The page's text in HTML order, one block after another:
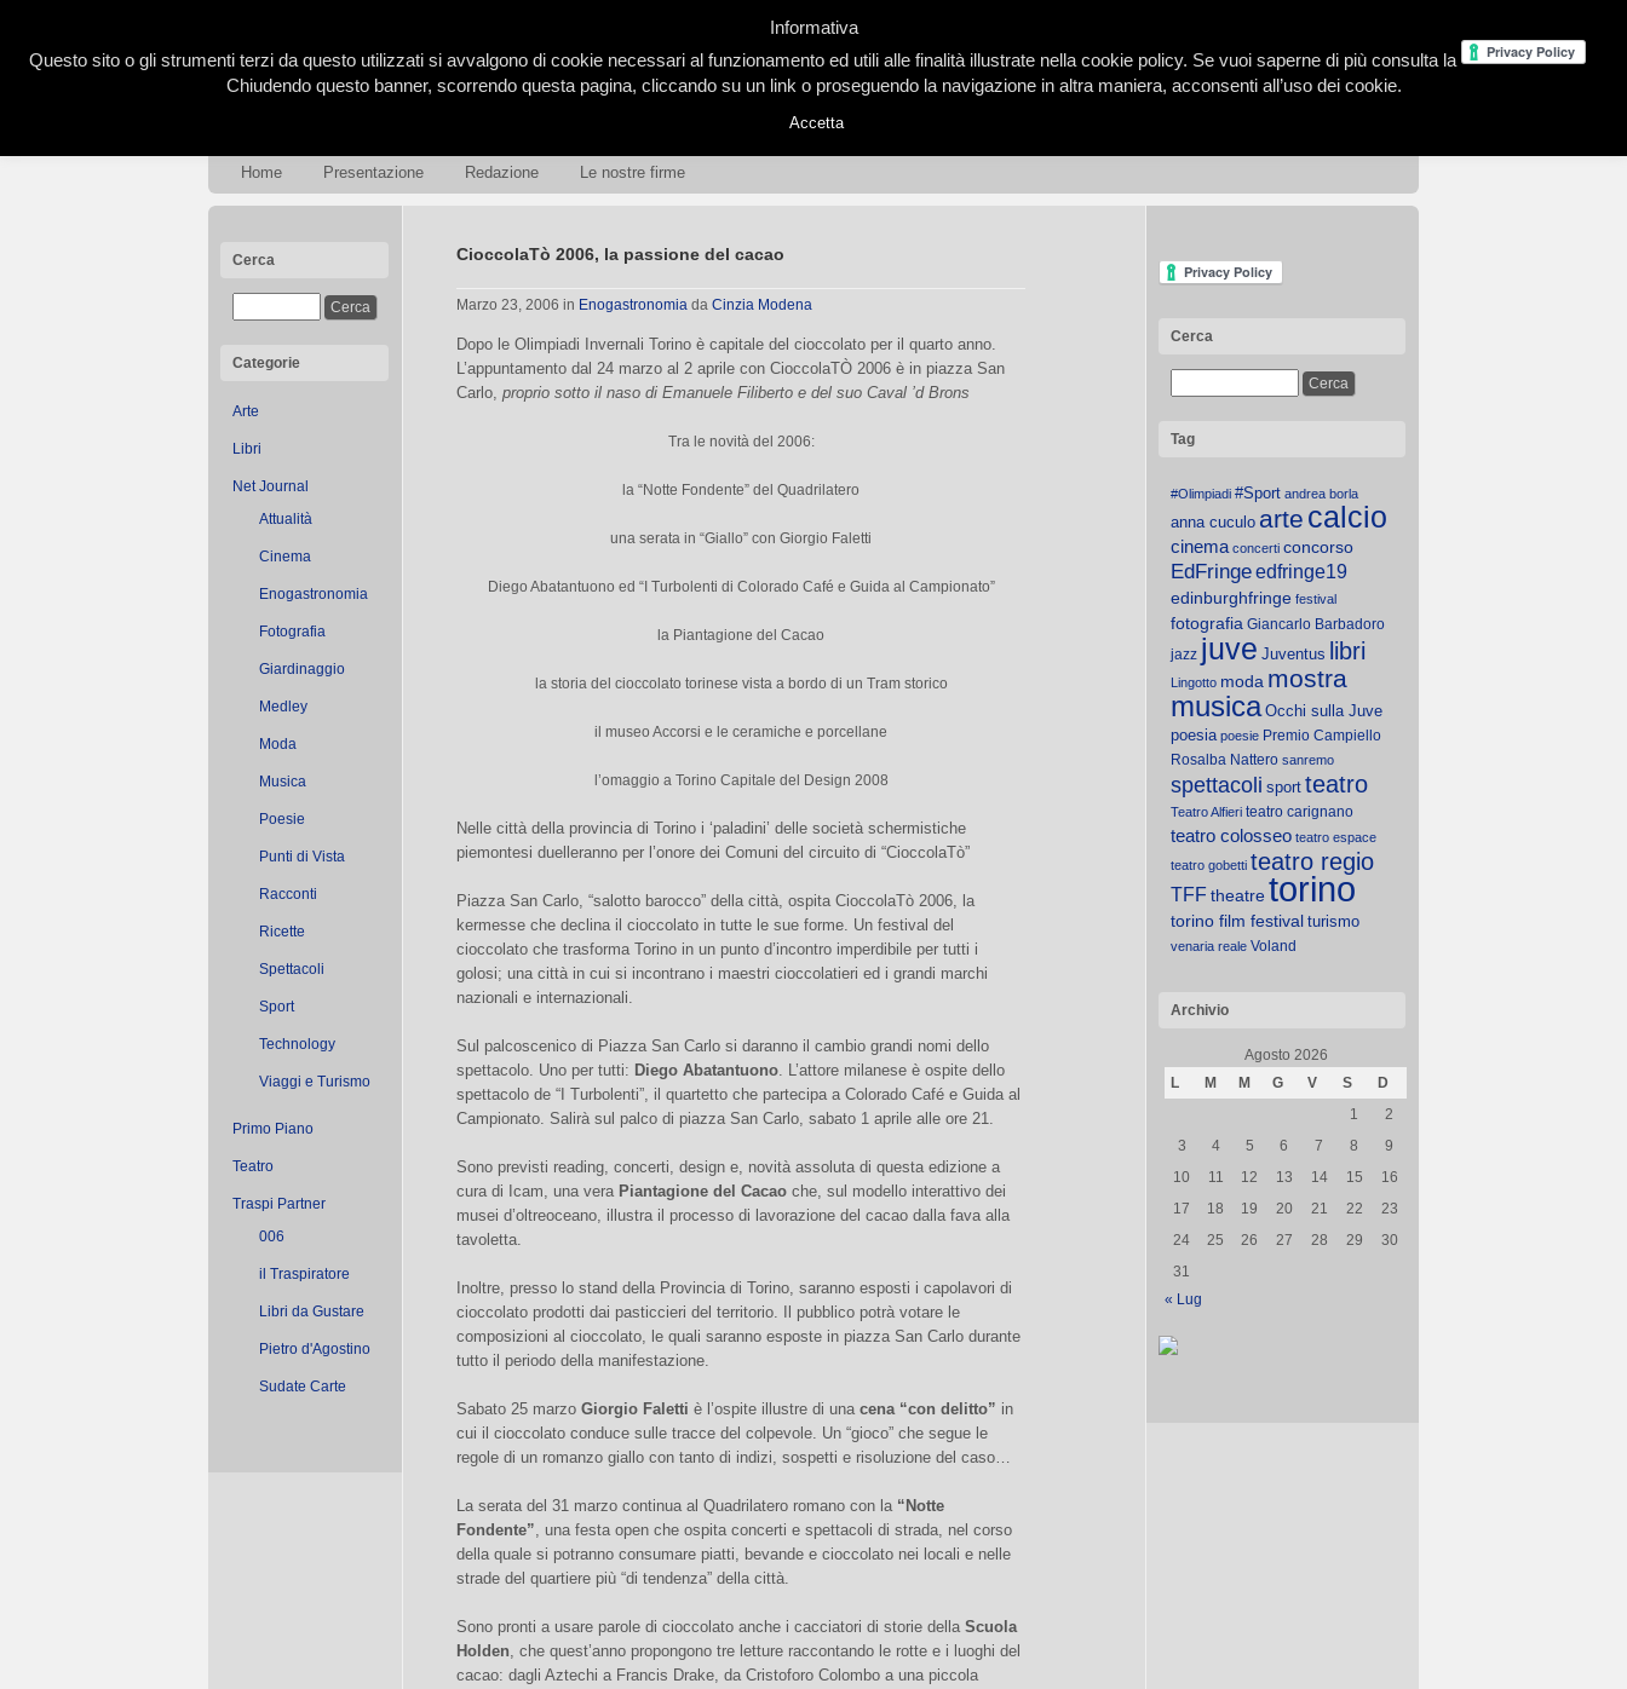
Home Presentazione Redazione Le nostre firme
Cerca
Categorie
Arte
Libri
Net Journal
Attualità
Cinema
Enogastronomia
Fotografia
Giardinaggio
Medley
Moda
Musica
Poesie
Punti di Vista
Racconti
Ricette
Spettacoli
Sport
Technology
Viaggi e Turismo
Primo Piano
Teatro
Traspi Partner
006
il Traspiratore
Libri da Gustare
Pietro d'Agostino
Sudate Carte
CioccolaTò 2006, la passione del cacao
Marzo 23, 2006 in Enogastronomia da Cinzia Modena
Dopo le Olimpiadi Invernali Torino è capitale del cioccolato per il quarto anno.
L’appuntamento dal 24 marzo al 2 aprile con CioccolaTÒ 2006 è in piazza San
Carlo, proprio sotto il naso di Emanuele Filiberto e del suo Caval ’d Brons
Tra le novità del 2006:
la “Notte Fondente” del Quadrilatero
una serata in “Giallo” con Giorgio Faletti
Diego Abatantuono ed “I Turbolenti di Colorado Café e Guida al Campionato”
la Piantagione del Cacao
la storia del cioccolato torinese vista a bordo di un Tram storico
il museo Accorsi e le ceramiche e porcellane
l’omaggio a Torino Capitale del Design 2008
Nelle città della provincia di Torino i ‘paladini’ delle società schermistiche
piemontesi duelleranno per l’onore dei Comuni del circuito di “CioccolaTò”
Piazza San Carlo, “salotto barocco” della città, ospita CioccolaTò 2006, la
kermesse che declina il cioccolato in tutte le sue forme. Un festival del
cioccolato che trasforma Torino in un punto d’incontro imperdibile per tutti i
golosi; una città in cui si incontrano i maestri cioccolatieri ed i grandi marchi
nazionali e internazionali.
Sul palcoscenico di Piazza San Carlo si daranno il cambio grandi nomi dello
spettacolo. Uno per tutti: Diego Abatantuono. L’attore milanese è ospite dello
spettacolo de “I Turbolenti”, il quartetto che partecipa a Colorado Café e Guida al
Campionato. Salirà sul palco di piazza San Carlo, sabato 1 aprile alle ore 21.
Sono previsti reading, concerti, design e, novità assoluta di questa edizione a
cura di Icam, una vera Piantagione del Cacao che, sul modello interattivo dei
musei d’oltreoceano, illustra il processo di lavorazione del cacao dalla fava alla
tavoletta.
Inoltre, presso lo stand della Provincia di Torino, saranno esposti i capolavori di
cioccolato prodotti dai pasticcieri del territorio. Il pubblico potrà votare le
composizioni al cioccolato, le quali saranno esposte in piazza San Carlo durante
tutto il periodo della manifestazione.
Sabato 25 marzo Giorgio Faletti è l’ospite illustre di una cena “con delitto” in
cui il cioccolato conduce sulle tracce del colpevole. Un “gioco” che segue le
regole di un romanzo giallo con tanto di indizi, sospetti e risoluzione del caso…
La serata del 31 marzo continua al Quadrilatero romano con la “Notte
Fondente”, una festa open che ospita concerti e spettacoli di strada, nel corso
della quale si potranno consumare piatti, bevande e cioccolato nei locali e nelle
strade del quartiere più “di tendenza” della città.
Sono pronti a usare parole di cioccolato anche i cacciatori di storie della Scuola
Holden, che quest’anno propongono tre letture raccontando le rotte e i luoghi del
cacao: dagli Aztechi a Francis Drake, da Cristoforo Colombo a una piccola
Cerca
Tag
#Olimpiadi #Sport andrea borla
anna cuculo arte calcio
cinema concerti concorso
EdFringeedfringe19
edinburghfringe festival
fotografia Giancarlo Barbadoro
jazz juve Juventus libri
Lingotto moda mostra
musica Occhi sulla Juve
poesia poesie Premio Campiello
Rosalba Nattero sanremo
spettacoli sport teatro
Teatro Alfieri teatro carignano
teatro colosseo teatro espace
teatro gobetti teatro regio
TFFtheatretorino
torino film festival turismo
venaria reale Voland
Archivio
Agosto 2026
L
M M G V S
D
1
2
3
4 5 6 7 8
9
10
11 12 13 14 15
16
17
18 19 20 21 22
23
24
25 26 27 28 29
30
31
« Lug
Informativa
Questo sito o gli strumenti terzi da questo utilizzati si avvalgono di cookie necessari al funzionamento ed utili alle finalità illustrate nella cookie policy. Se vuoi saperne di più consulta la
Chiudendo questo banner, scorrendo questa pagina, cliccando su un link o proseguendo la navigazione in altra maniera, acconsenti all’uso dei cookie.
Accetta